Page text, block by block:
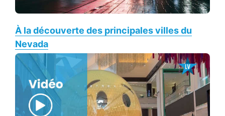
À la découverte des principales villes du
Nevada